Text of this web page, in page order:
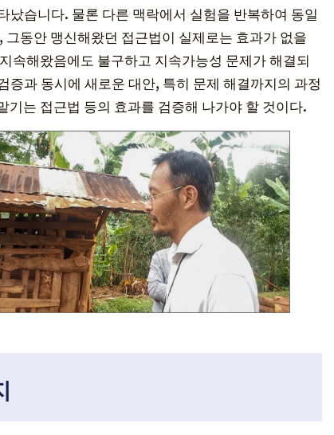
습니다. 물론 다른 맥락에서 실험을 반복하여 동일
동안 맹신해왔던 접근법이 실제로는 효과가 없을
속해왔음에도 불구하고 지속가능성 문제가 해결되
과 동시에 새로운 대안, 특히 문제 해결까지의 과정
는 접근법 등의 효과를 검증해 나가야 할 것이다.